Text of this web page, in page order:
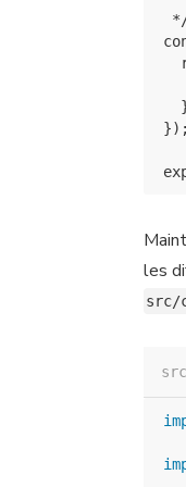
});
les
src/